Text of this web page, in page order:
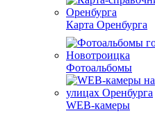
Карта Оренбурга
Фотоальбомы
WEB-камеры